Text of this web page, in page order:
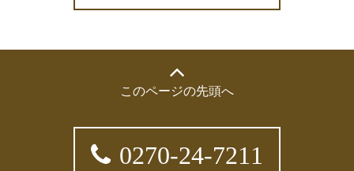
このページの先頭へ
0270-24-7211